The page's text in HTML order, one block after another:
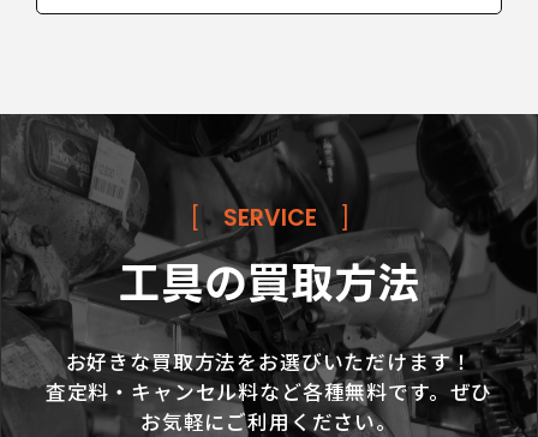
SERVICE
工具の買取方法
お好きな買取方法をお選びいただけます！
査定料・キャンセル料など各種無料です。ぜひ
お気軽にご利用ください。